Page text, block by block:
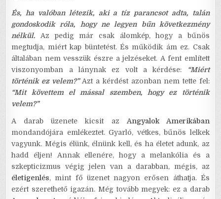
És, ha valóban létezik, aki a tíz parancsot adta, talán
gondoskodik róla, hogy ne legyen bűn következmény
nélkül. Az pedig már csak álomkép, hogy a bűnös
megtudja, miért kap büntetést. És működik ám ez. Csak
általában nem vesszük észre a jelzéseket. A fent említett
viszonyomban a lánynak ez volt a kérdése:
“Miért
történik ez velem?”Azt a kérdést azonban nem tette fel:
“Mit követtem el mással szemben, hogy ez történik
velem?”
A darab üzenete kicsit az Angyalok Amerikában
mondandójára emlékeztet. Gyarló, vétkes, bűnös lelkek
vagyunk. Mégis élünk, élnünk kell, és ha életet adunk, az
hadd éljen! Annak ellenére, hogy a melankólia és a
szkepticizmus végig jelen van a darabban, mégis, az
életigenlés, mint fő üzenet nagyon erősen áthatja. És
ezért szerethető igazán. Még tovább megyek: ez a darab